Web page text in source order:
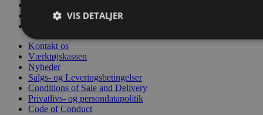
Privatlivs- og persondatapolitik
Kontakt os
Værktøjskassen
Nyheder
Salgs- og Leveringsbetingelser
Conditions of Sale and Delivery
Privatlivs- og persondatapolitik
Code of Conduct
VIS DETALJER